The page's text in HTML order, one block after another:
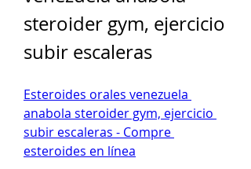
steroider gym, ejercicio
subir escaleras
Esteroides orales venezuela
anabola steroider gym, ejercicio
subir escaleras - Compre
esteroides en línea